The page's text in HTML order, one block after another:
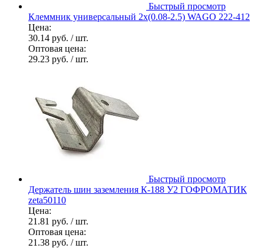
Быстрый просмотр
Клеммник универсальный 2х(0.08-2.5) WAGO 222-412
Цена:
30.14 руб. / шт.
Оптовая цена:
29.23 руб. / шт.
Быстрый просмотр
Держатель шин заземления К-188 У2 ГОФРОМАТИК
zeta50110
Цена:
21.81 руб. / шт.
Оптовая цена:
21.38 руб. / шт.